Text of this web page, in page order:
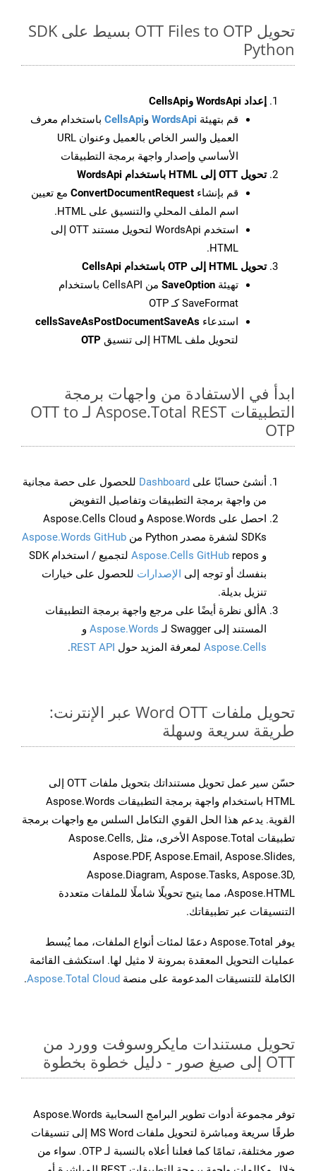
تحويل OTT Files to OTP بسيط على SDK
Python
إعداد WordsApi وCellsApi
قم بتهيئة WordsApi وCellsApi باستخدام معرف
العميل والسر الخاص بالعميل وعنوان URL
الأساسي وإصدار واجهة برمجة التطبيقات
تحويل OTT إلى HTML باستخدام WordsApi
قم بإنشاء ConvertDocumentRequest مع تعيين
اسم الملف المحلي والتنسيق على HTML.
استخدم WordsApi لتحويل مستند OTT إلى
HTML.
تحويل HTML إلى OTP باستخدام CellsApi
تهيئة SaveOption
من CellsAPI باستخدام
SaveFormat كـ OTP
استدعاء cellsSaveAsPostDocumentSaveAs
لتحويل ملف HTML إلى تنسيق
OTP
ابدأ في الاستفادة من واجهات برمجة
التطبيقات Aspose.Total REST لـ OTT to
OTP
أنشئ حسابًا على Dashboard للحصول على حصة مجانية
من واجهة برمجة التطبيقات وتفاصيل التفويض
احصل على Aspose.Words و Aspose.Cells Cloud
SDKs لشفرة مصدر Python من
Aspose.Words GitHub
و
Aspose.Cells GitHub
repos لتجميع / استخدام SDK
بنفسك أو توجه إلى الإصدارات للحصول على خيارات
تنزيل بديلة.
Aألق نظرة أيضًا على مرجع واجهة برمجة التطبيقات
المستند إلى Swagger لـ
Aspose.Words و
Aspose.Cells لمعرفة المزيد حول REST API
.
تحويل ملفات Word OTT عبر الإنترنت:
طريقة سريعة وسهلة
حسّن سير عمل تحويل مستنداتك بتحويل ملفات OTT إلى
HTML باستخدام واجهة برمجة التطبيقات Aspose.Words
القوية. يدعم هذا الحل القوي التكامل السلس مع واجهات برمجة
تطبيقات Aspose.Total الأخرى، مثل Aspose.Cells,
Aspose.PDF, Aspose.Email, Aspose.Slides,
Aspose.Diagram, Aspose.Tasks, Aspose.3D,
Aspose.HTML، مما يتيح تحويلًا شاملًا للملفات متعددة
التنسيقات عبر تطبيقاتك.
يوفر Aspose.Total دعمًا لمئات أنواع الملفات، مما يُبسط
عمليات التحويل المعقدة بمرونة لا مثيل لها. استكشف القائمة
الكاملة للتنسيقات المدعومة على منصة Aspose.Total Cloud
.
تحويل مستندات مايكروسوفت وورد من
OTT إلى صيغ صور - دليل خطوة بخطوة
توفر مجموعة أدوات تطوير البرامج السحابية Aspose.Words
طرقًا سريعة ومباشرة لتحويل ملفات MS Word إلى تنسيقات
صور مختلفة، تمامًا كما فعلنا أعلاه بالنسبة لـ OTP. سواء من